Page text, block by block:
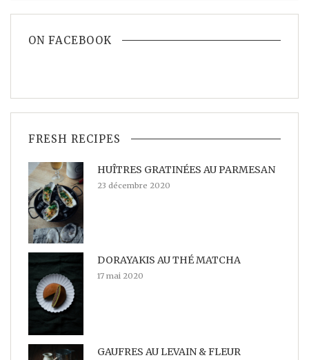
ON FACEBOOK
FRESH RECIPES
HUÎTRES GRATINÉES AU PARMESAN
23 décembre 2020
DORAYAKIS AU THÉ MATCHA
17 mai 2020
GAUFRES AU LEVAIN & FLEUR